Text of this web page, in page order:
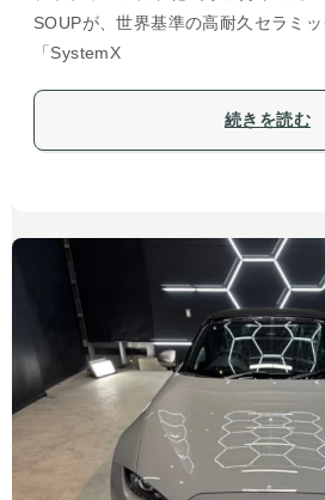
SOUPが、世界基準の高耐久セラミ
「SystemX
続きを読む